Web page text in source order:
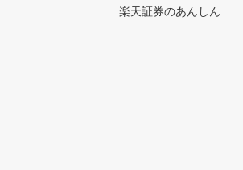
楽天証券のあんしん